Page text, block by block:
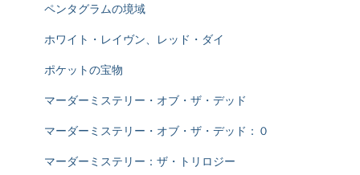
ペンタグラムの境域
ホワイト・レイヴン、レッド・ダイ
ポケットの宝物
マーダーミステリー・オブ・ザ・デッド
マーダーミステリー・オブ・ザ・デッド：０
マーダーミステリー：ザ・トリロジー